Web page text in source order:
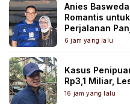
Anies
Romantis
Perjalanan
6 jam yang lalu
Kasus
Rp3,1 Miliar,
16 jam yang lalu